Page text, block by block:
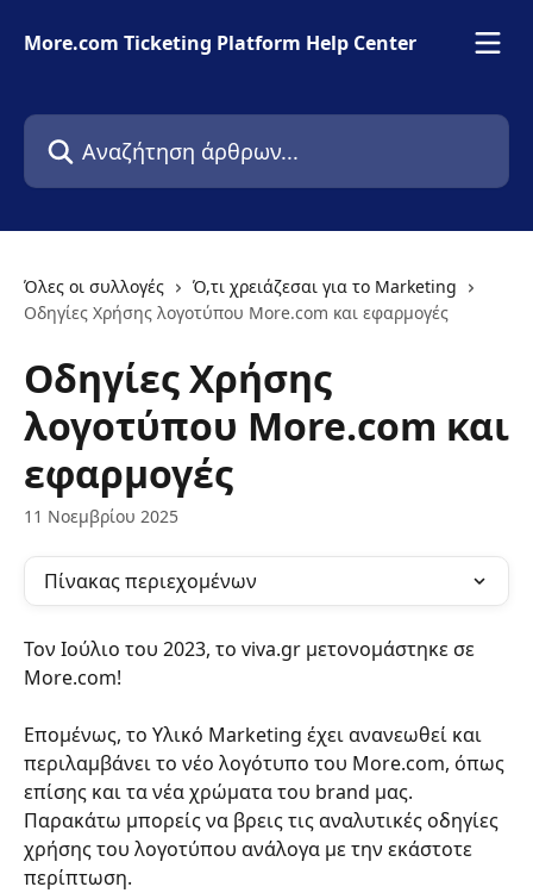
More.com Ticketing Platform Help Center
Αναζήτηση άρθρων...
Όλες οι συλλογές
Ό,τι χρειάζεσαι για το Marketing
Οδηγίες Χρήσης λογοτύπου More.com και εφαρμογές
Οδηγίες Χρήσης
λογοτύπου More.com και
εφαρμογές
11 Νοεμβρίου 2025
Πίνακας περιεχομένων
Τον Ιούλιο του 2023, το viva.gr μετονομάστηκε σε
More.com!
Επομένως, το Υλικό Marketing έχει ανανεωθεί και
περιλαμβάνει το νέο λογότυπο του More.com, όπως
επίσης και τα νέα χρώματα του brand μας.
Παρακάτω μπορείς να βρεις τις αναλυτικές οδηγίες
χρήσης του λογοτύπου ανάλογα με την εκάστοτε
περίπτωση.